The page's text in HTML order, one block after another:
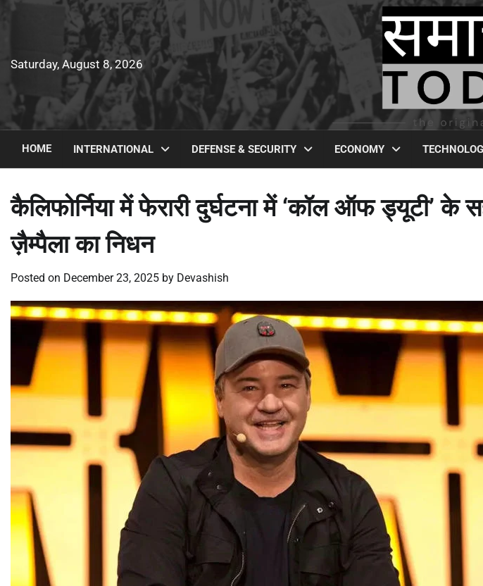
Saturday, August 8, 2026
HOME INTERNATIONAL DEFENSE & SECURITY ECONOMY
कैलिफोर्निया में फेरारी दुर्घटना में ‘कॉल ऑफ ड्यूटी’ के
ज़ैम्पैला का निधन
Posted on December 23, 2025 by Devashish